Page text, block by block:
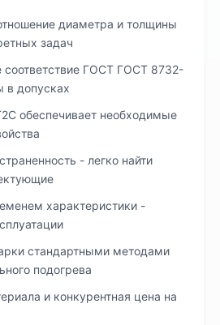
диаметра и толщины
задач
соответствие ГОСТ ГОСТ 8732-
в допусках
обеспечивает необходимые
- легко найти
характеристики -
стандартными методами
подогрева
и конкурентная цена на